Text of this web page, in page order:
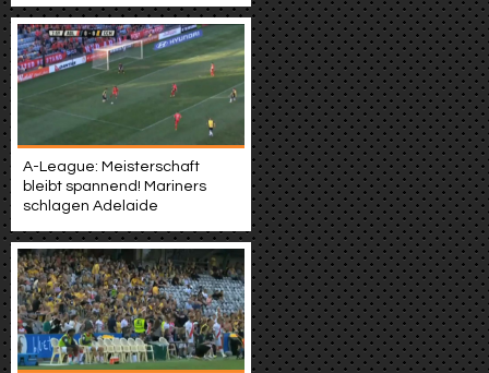
A-League: Meisterschaft
bleibt spannend! Mariners
schlagen Adelaide